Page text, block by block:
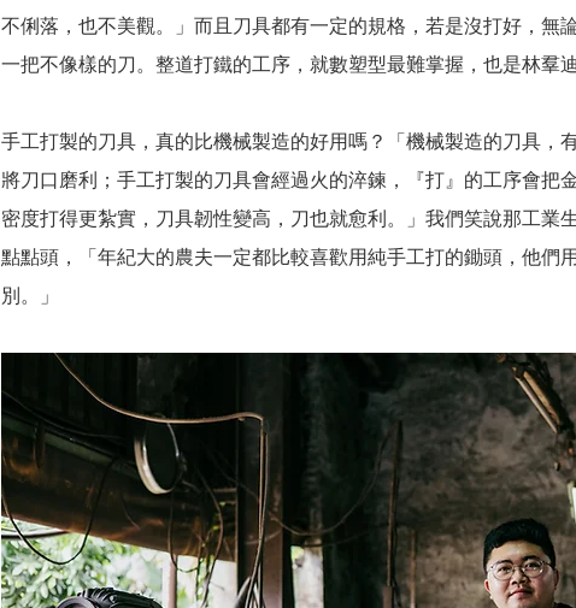
不俐落，也不美觀。」而且刀具都有一定的規格，若是沒打好，無
一把不像樣的刀。整道打鐵的工序，就數塑型最難掌握，也是林羣
手工打製的刀具，真的比機械製造的好用嗎？「機械製造的刀具，
將刀口磨利；手工打製的刀具會經過火的淬鍊，『打』的工序會把
密度打得更紮實，刀具韌性變高，刀也就愈利。」我們笑說那工業
點點頭，「年紀大的農夫一定都比較喜歡用純手工打的鋤頭，他們
別。」